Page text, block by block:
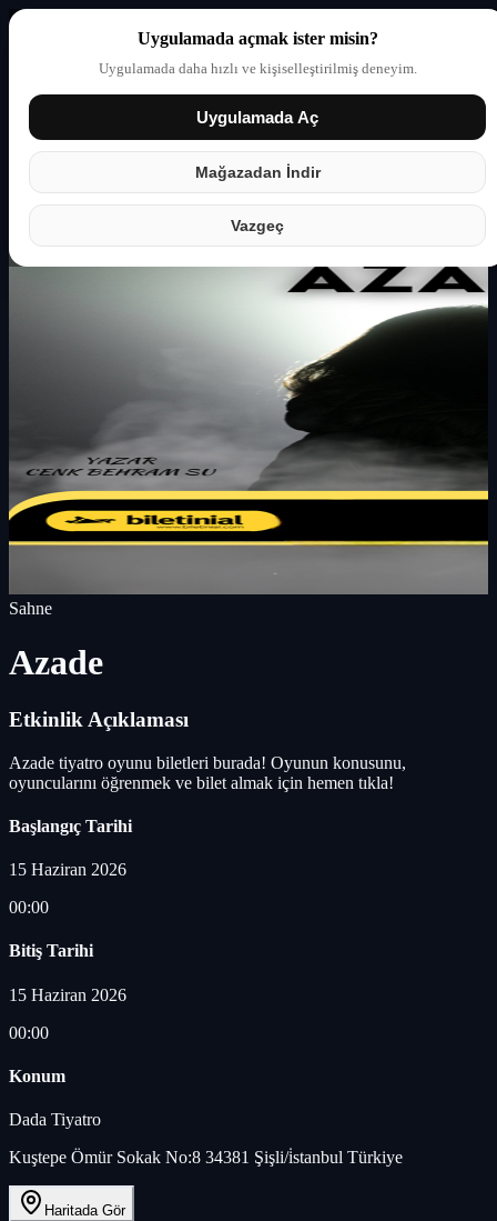
Uygulamada açmak ister misin?
Uygulamada daha hızlı ve kişiselleştirilmiş deneyim.
Uygulamada Aç
Mağazadan İndir
Vazgeç
Giriş yap Partner
Sahne
Azade
Etkinlik Açıklaması
Azade tiyatro oyunu biletleri burada! Oyunun konusunu,
oyuncularını öğrenmek ve bilet almak için hemen tıkla!
Başlangıç Tarihi
15 Haziran 2026
00:00
Bitiş Tarihi
15 Haziran 2026
00:00
Konum
Dada Tiyatro
Kuştepe Ömür Sokak No:8 34381 Şişli/i̇stanbul Türkiye
Haritada Gör